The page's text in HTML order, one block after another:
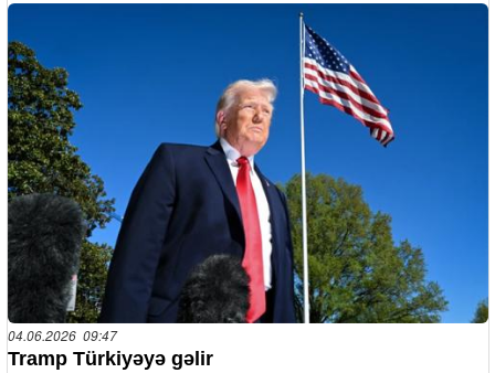
04.06.2026 09:47
Tramp Türkiyəyə gəlir